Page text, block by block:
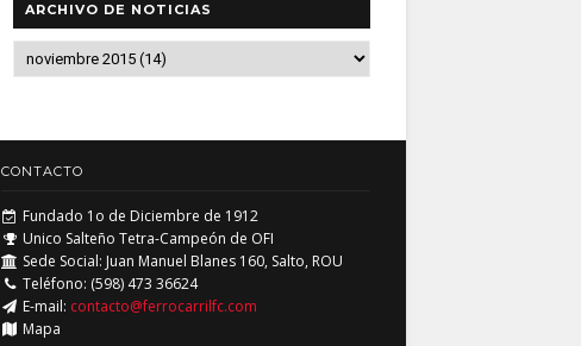
ARCHIVO DE NOTICIAS
CONTACTO
Fundado 1o de Diciembre de 1912
Unico Salteño Tetra-Campeón de OFI
Sede Social: Juan Manuel Blanes 160, Salto, ROU
Teléfono: (598) 473 36624
E-mail: contacto@ferrocarrilfc.com
Mapa